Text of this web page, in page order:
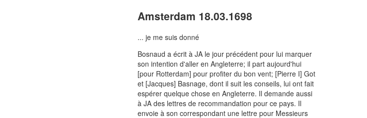
Amsterdam 18.03.1698
... je me suis donné
Bosnaud a écrit à JA le jour précédent pour lui marquer
son intention d'aller en Angleterre; il part aujourd'hui
[pour Rotterdam] pour profiter du bon vent; [Pierre I] Got
et [Jacques] Basnage, dont il suit les conseils, lui ont fait
espérer quelque chose en Angleterre. Il demande aussi
à JA des lettres de recommandation pour ce pays. Il
envoie à son correspondant une lettre pour Messieurs